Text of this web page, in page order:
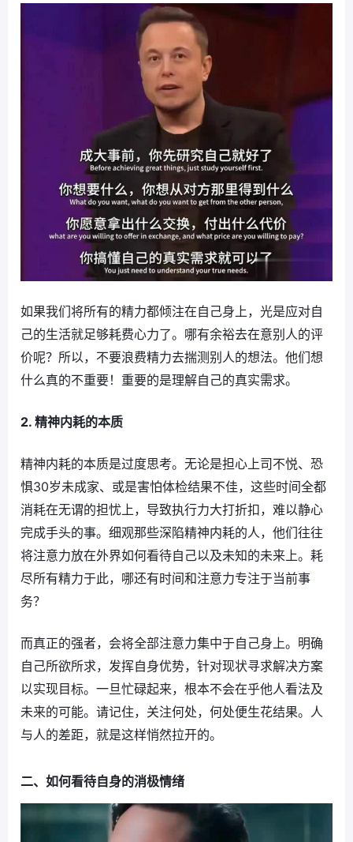
如果我们将所有的精力都倾注在自己身上，光是应对自
己的生活就足够耗费心力了。哪有余裕去在意别人的评
价呢？所以，不要浪费精力去揣测别人的想法。他们想
什么真的不重要！重要的是理解自己的真实需求。
2. 精神内耗的本质
精神内耗的本质是过度思考。无论是担心上司不悦、恐
惧30岁未成家、或是害怕体检结果不佳，这些时间全都
消耗在无谓的担忧上，导致执行力大打折扣，难以静心
完成手头的事。细观那些深陷精神内耗的人，他们往往
将注意力放在外界如何看待自己以及未知的未来上。耗
尽所有精力于此，哪还有时间和注意力专注于当前事
务？
而真正的强者，会将全部注意力集中于自己身上。明确
自己所欲所求，发挥自身优势，针对现状寻求解决方案
以实现目标。一旦忙碌起来，根本不会在乎他人看法及
未来的可能。请记住，关注何处，何处便生花结果。人
与人的差距，就是这样悄然拉开的。
二、如何看待自身的消极情绪